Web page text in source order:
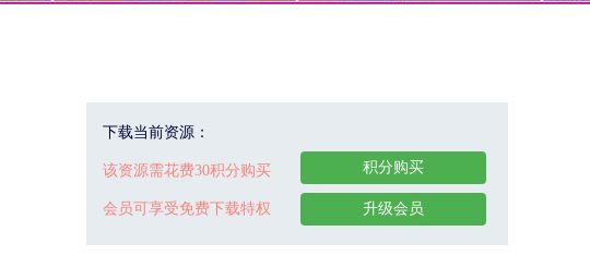
下载当前资源：
该资源需花费30积分购买
会员可享受免费下载特权
积分购买
升级会员